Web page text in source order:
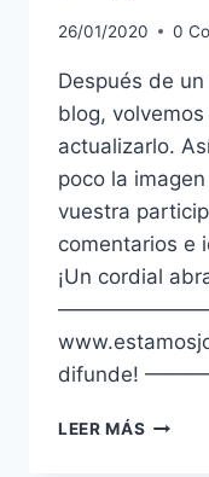
26/01/2020 0
Después de
blog,
actualizarlo.
poco la
vuestra
comentarios e
¡Un cordial
difunde!
LEER MÁS